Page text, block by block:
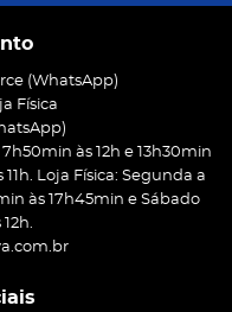
(WhatsApp)
Física
às 12h e 13h30min
Loja Física: Segunda a
às 17h45min e Sábado